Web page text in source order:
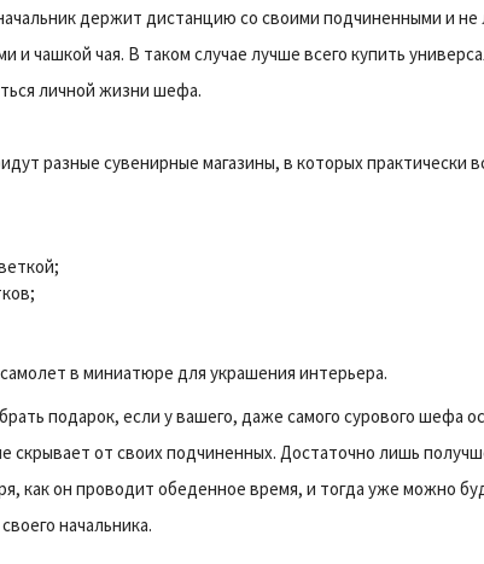
держит дистанцию со своими подчиненными и
и чашкой чая. В таком случае лучше всего купить
личной жизни шефа.
разные сувенирные магазины, в которых практически
в миниатюре для украшения интерьера.
подарок, если у вашего, даже самого сурового шефа
скрывает от своих подчиненных. Достаточно лишь
как он проводит обеденное время, и тогда уже можно
начальника.